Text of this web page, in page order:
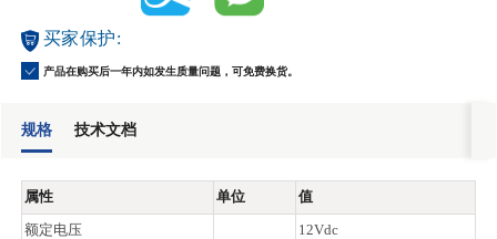
买家保护:
产品在购买后一年内如发生质量问题，可免费换货。
规格 技术文档
属性 单位
值
额定电压
12Vdc